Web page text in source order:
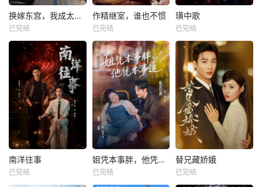
换嫁东宫，我成太子心尖宠
已完结
作精继室，谁也不惯
已完结
璜中歌
已完结
南洋往事
已完结
姐凭本事胖，他凭本事追
已完结
替兄藏娇娥
已完结